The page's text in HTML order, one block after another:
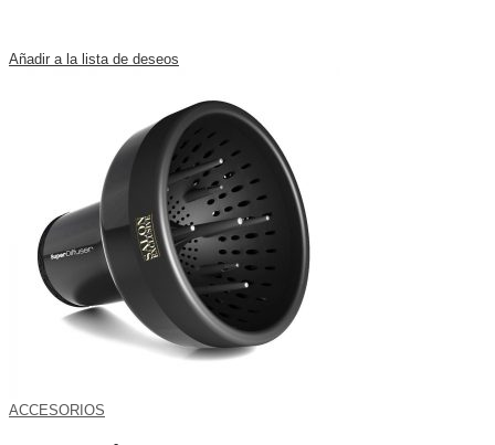
Añadir a la lista de deseos
ACCESORIOS